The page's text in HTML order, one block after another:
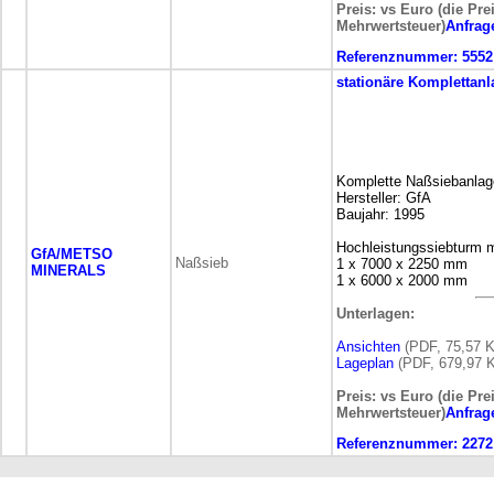
Preis: vs Euro (die
Mehrwertsteuer)
Referenznummer: 5552
GfA/METSO
MINERALS
Naßsieb
stationäre
Komplette
Hersteller: GfA
Baujahr: 1995
Hochleistungssiebturm
1 x 7000 x 2250 mm
1 x 6000 x 2000 mm
Unterlagen:
Ansichten (PDF, 75,57
Lageplan (PDF, 679,97
Preis: vs Euro (die
Mehrwertsteuer)
Referenznummer: 2272